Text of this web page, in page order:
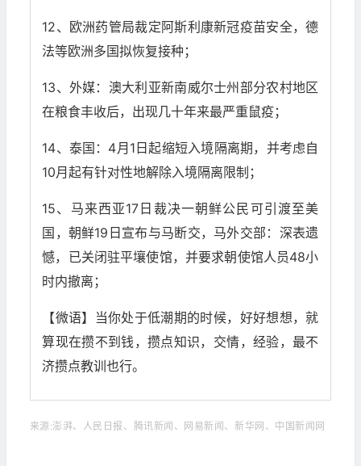
12、欧洲药管局裁定阿斯利康新冠疫苗安全，德
法等欧洲多国拟恢复接种；
13、外媒：澳大利亚新南威尔士州部分农村地区
在粮食丰收后，出现几十年来最严重鼠疫；
14、泰国：4月1日起缩短入境隔离期，并考虑自
10月起有针对性地解除入境隔离限制；
15、马来西亚17日裁决一朝鲜公民可引渡至美
国，朝鲜19日宣布与马断交，马外交部：深表遗
憾，已关闭驻平壤使馆，并要求朝使馆人员48小
时内撤离；
【微语】当你处于低潮期的时候，好好想想，就
算现在攒不到钱，攒点知识，交情，经验，最不
济攒点教训也行。
来源:澎湃、人民日报、腾讯新闻、网易新闻、新华网、中国新闻网